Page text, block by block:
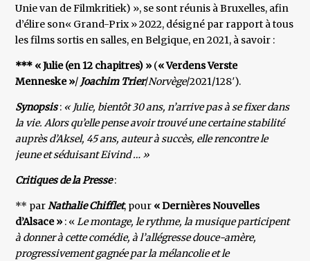
Unie van de Filmkritiek) », se sont réunis à Bruxelles, afin
d’élire son« Grand-Prix » 2022, désigné par rapport à tous
les films sortis en salles, en Belgique, en 2021, à savoir :
*** « Julie (en 12 chapitres) » (« Verdens Verste
Menneske »/ Joachim Trier/Norvège/2021/128′).
Synopsis: « Julie, bientôt 30 ans, n’arrive pas à se fixer dans
la vie. Alors qu’elle pense avoir trouvé une certaine stabilité
auprès d’Aksel, 45 ans, auteur à succès, elle rencontre le
jeune et séduisant Eivind … »
Critiques de la Presse:
** parNathalie Chifflet, pour « Dernières Nouvelles
d’Alsace » : «Le montage, le rythme, la musique participent
à donner à cette comédie, à l’allégresse douce-amère,
progressivement gagnée par la mélancolie et le